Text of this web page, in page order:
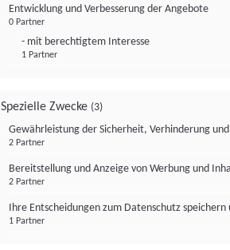
Entwicklung und Verbesserung der Angebote
0 Partner
- mit berechtigtem Interesse
1 Partner
Spezielle Zwecke (3)
Gewährleistung der Sicherheit, Verhinderung
2 Partner
Bereitstellung und Anzeige von Werbung und
2 Partner
Ihre Entscheidungen zum Datenschutz
1 Partner